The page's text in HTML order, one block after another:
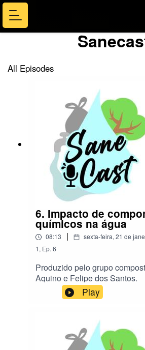
All Episodes
6. Impacto de
químicos na água
08:13 | sexta-feira, 21 de
1, Ep.6
Produzido pelo grupo
Aquino e Felipe dos Santos.
Play